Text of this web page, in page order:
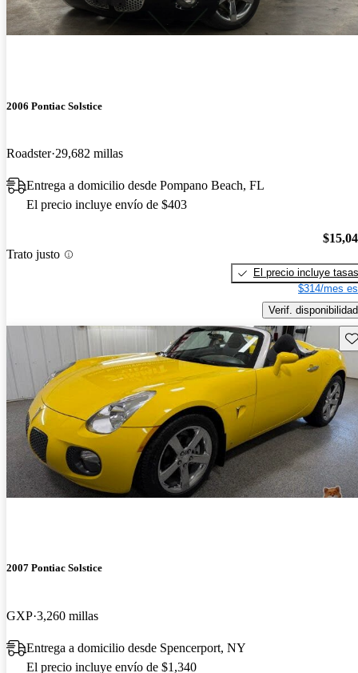
2006 Pontiac Solstice
Roadster 29,682 millas
Entrega a domicilio desde Pompano Beach, FL
El precio incluye envío de $403
Trato justo
El precio incluye tasas
$314/mes
Verif. disponibilidad
2007 Pontiac Solstice
GXP 3,260 millas
Entrega a domicilio desde Spencerport, NY
El precio incluye envío de $1,340